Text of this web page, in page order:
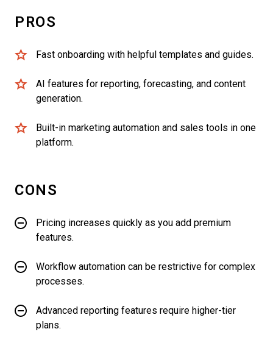
PROS
Fast onboarding with helpful templates and guides.
AI features for reporting, forecasting, and content
generation.
Built-in marketing automation and sales tools in one
platform.
CONS
Pricing increases quickly as you add premium
features.
Workflow automation can be restrictive for complex
processes.
Advanced reporting features require higher-tier
plans.